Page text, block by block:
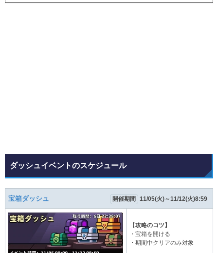
ダッシュイベントのスケジュール
宝箱ダッシュ 開催期間 11/05(火)～11/12(火)8:59
【攻略のコツ】
・宝箱を開ける
・期間中クリアのみ対象